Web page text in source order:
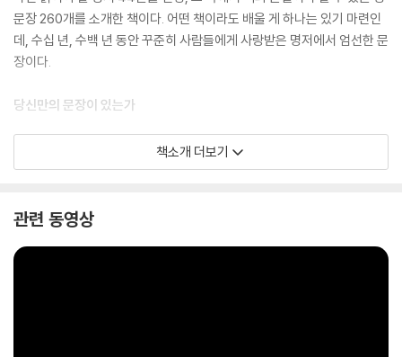
문장 260개를 소개한 책이다. 어떤 책이라도 배울 게 하나는 있기 마련인
데, 수십 년, 수백 년 동안 꾸준히 사람들에게 사랑받은 명저에서 엄선한 문
장이다.
당신만의 문장이 있는가
책을 읽다가 '그래. 이거야' 하고 마음에 와닿는 문장을 만날 때가 있다. 혹
시 왜 그때 그 문장이 내 마음을 흔들었는지 생각해 본 적 있는가. 아마도
건드렸기 때문이다.
는 건 하나의 문장이기 때문이다. 이런 문장을 우리는 '명언' '명문장'이라
책소개 더보기
관련 동영상